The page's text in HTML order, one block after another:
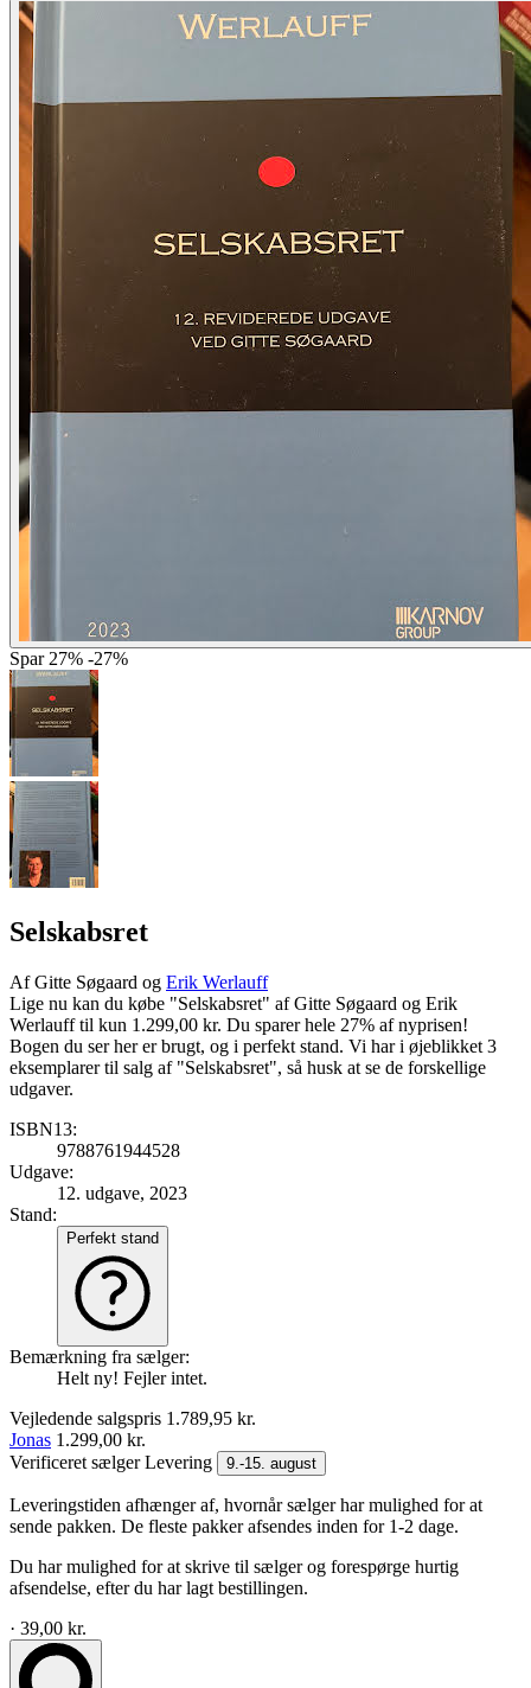
Spar 27% -27%
Selskabsret
AfGitte Søgaard og Erik Werlauff
Lige nu kan du købe "Selskabsret" af Gitte Søgaard og Erik
Werlauff til kun 1.299,00 kr. Du sparer hele 27% af nyprisen!
Bogen du ser her er brugt, og i perfekt stand. Vi har i øjeblikket 3
eksemplarer til salg af "Selskabsret", så husk at se de forskellige
udgaver.
ISBN13:
9788761944528
Udgave:
12. udgave, 2023
Stand:
Perfekt stand
Bemærkning fra sælger:
Helt ny! Fejler intet.
Vejledende salgspris 1.789,95 kr.
Jonas 1.299,00 kr.
Verificeret sælgerLevering 9.-15. august
Leveringstiden afhænger af, hvornår sælger har mulighed for at
sende pakken. De fleste pakker afsendes inden for 1-2 dage.
Du har mulighed for at skrive til sælger og forespørge hurtig
afsendelse, efter du har lagt bestillingen.
· 39,00 kr.